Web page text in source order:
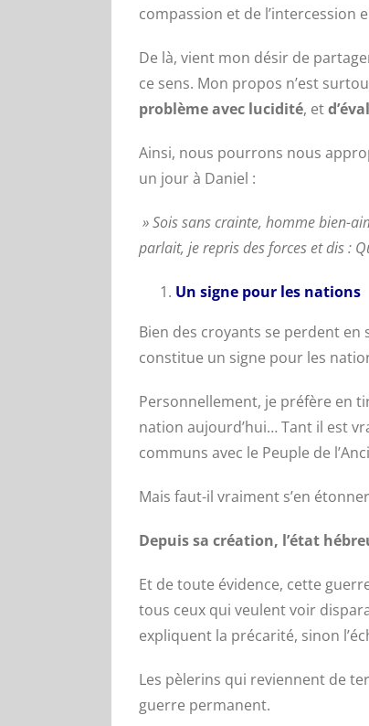
compassion et de l’intercession
De là, vient mon désir de
ce sens. Mon propos n’est
problème avec lucidité, et
Ainsi, nous pourrons nous
un jour à Daniel :
» Sois sans crainte, homme bien-
parlait, je repris des forces et dis :
Un signe pour les nations
Bien des croyants se perdent en
constitue un signe pour les
Personnellement, je préfère en
nation aujourd’hui… Tant il est
communs avec le Peuple de
Mais faut-il vraiment s’en
Depuis sa création, l’état
Et de toute évidence, cette
tous ceux qui veulent voir
expliquent la précarité, sinon
Les pèlerins qui reviennent de
guerre permanent.